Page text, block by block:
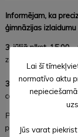
Informējam, ka
ģimnāzijas izlaidumu
3. jūlijā plkst. 15.00–
zālē.
3. jūlijā plkst. 18.00–
centrā.
Pēc vasaras
pamatskolaun
Lai šī
normatīvo aktu
Jūs varat